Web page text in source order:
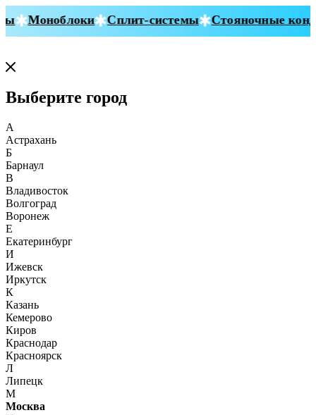
Моноблоки Сплит-системы Стояночные
Выберите город
А
Астрахань
Б
Барнаул
В
Владивосток
Волгоград
Воронеж
Е
Екатеринбург
И
Ижевск
Иркутск
К
Казань
Кемерово
Киров
Краснодар
Красноярск
Л
Липецк
М
Москва